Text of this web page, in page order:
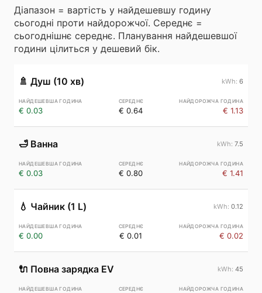
Діапазон = вартість у найдешевшу годину
сьогодні проти найдорожчої. Середнє =
сьогоднішнє середнє. Планування найдешевшої
години цілиться у дешевий бік.
🚿 Душ (10 хв) 6
€ 0.03 € 0.64 € 1.13
🛁 Ванна 7.5
€ 0.03 € 0.80 € 1.41
💧 Чайник (1 L) 0.12
€ 0.00 € 0.01 € 0.02
🔌 Повна зарядка EV 45